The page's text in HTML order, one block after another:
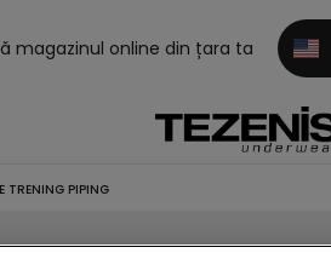
magazinul online din țara ta
TRENING PIPING